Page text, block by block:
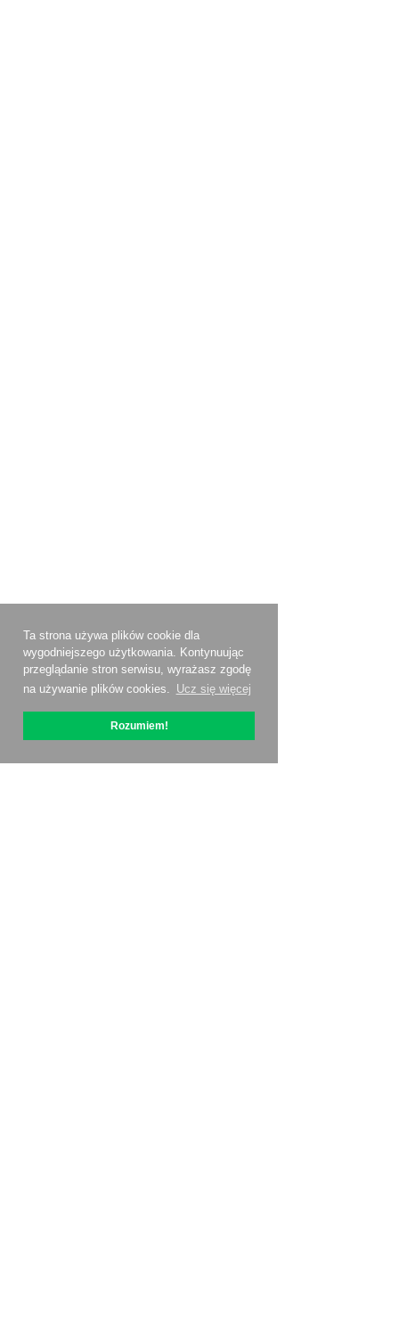
Ta strona używa plików cookie dla
wygodniejszego użytkowania. Kontynuując
przeglądanie stron serwisu, wyrażasz zgodę
na używanie plików cookies. Ucz się więcej
Rozumiem!